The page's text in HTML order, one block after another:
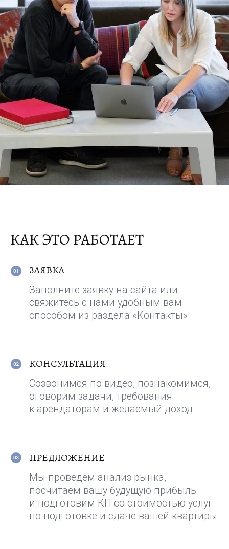
КАК ЭТО РАБОТАЕТ
оплатим рекламу и начнем проводить
просмотры с арендаторами,
отобранными по вашим критериям
СОБЕСЕДОВАНИЕ
Финальное слово за вами!
Вы познакомитесь с потенциальным
арендатором по видеосвязи и примете
решение о сдаче квартиры
Поможем правильно оформить
договор между вами и арендатором,
учтем все нюансы, чтобы максимально
обезопасить квартиру